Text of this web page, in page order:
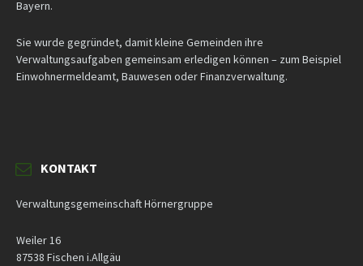
Bayern.
Sie wurde gegründet, damit kleine Gemeinden ihre
Verwaltungsaufgaben gemeinsam erledigen können – zum Beispiel
Einwohnermeldeamt, Bauwesen oder Finanzverwaltung.
KONTAKT
Verwaltungsgemeinschaft Hörnergruppe
Weiler 16
87538 Fischen i.Allgäu